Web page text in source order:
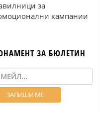
за
кампании
ЗА БЮЛЕТИН